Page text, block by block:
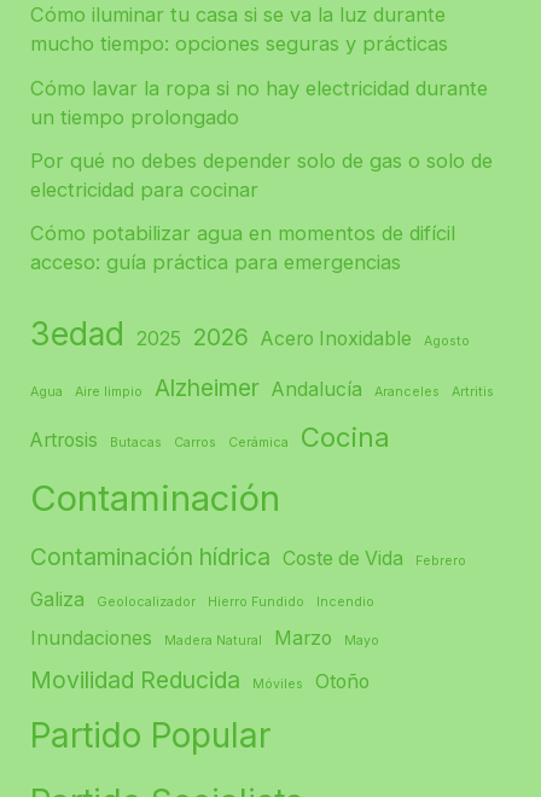
Cómo iluminar tu casa si se va la luz durante
mucho tiempo: opciones seguras y prácticas
Cómo lavar la ropa si no hay electricidad durante
un tiempo prolongado
Por qué no debes depender solo de gas o solo de
electricidad para cocinar
Cómo potabilizar agua en momentos de difícil
acceso: guía práctica para emergencias
3edad 2025 2026 Acero Inoxidable Agosto
Agua Aire limpio Alzheimer Andalucía Aranceles Artritis
Artrosis Butacas Carros Cerámica Cocina
Contaminación
Contaminación hídrica Coste de Vida Febrero
Galiza Geolocalizador Hierro Fundido Incendio
Inundaciones Madera Natural Marzo Mayo
Movilidad Reducida Móviles Otoño
Partido Popular